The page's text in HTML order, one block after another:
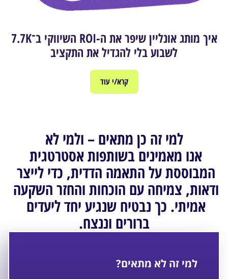
איך מותג אונליין שיפר את ה-ROI השיווקי ב־7.7K
לשבוע בלי להגדיל את התקציב
קרא/י עוד
למי זה כן מתאים – ולמי לא
ברורים וננצח.
למי זה לא מתאים?